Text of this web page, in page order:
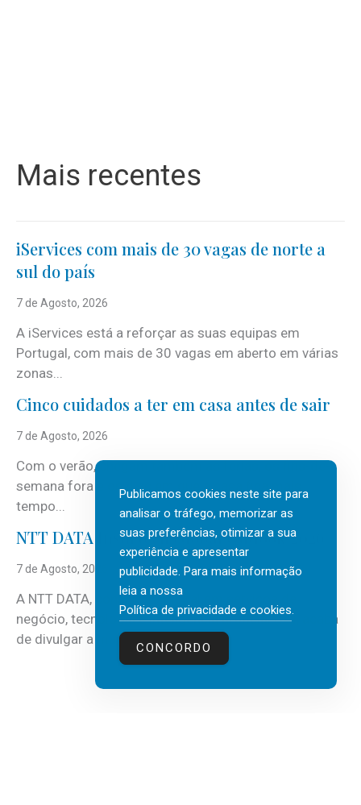
Mais recentes
iServices com mais de 30 vagas de norte a
sul do país
7 de Agosto, 2026
A iServices está a reforçar as suas equipas em
Portugal, com mais de 30 vagas em aberto em várias
zonas...
Cinco cuidados a ter em casa antes de sair
7 de Agosto, 2026
Com o verão, chegam também as férias, os fins-de-
semana fora e os dias em que a casa fica mais
tempo...
NTT DATA Insurtech Global Outlook 2026
7 de Agosto, 2026
A NTT DATA, consultora global em serviços de
negócio, tecnologia e inteligência artificial (IA), acaba
de divulgar a mais recente...
Publicamos cookies neste site para
analisar o tráfego, memorizar as
suas preferências, otimizar a sua
experiência e apresentar
publicidade. Para mais informação
leia a nossa
Política de privacidade e cookies.
CONCORDO